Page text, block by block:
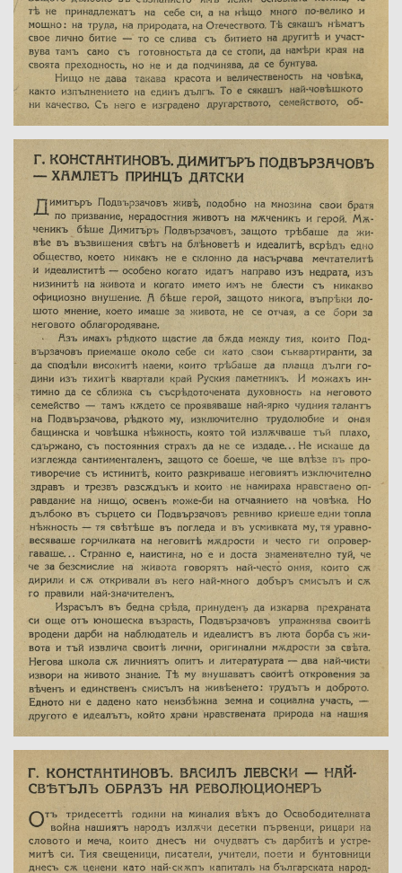
Име на изданието:
Година:
Номер:
Град на издаване:
Страници от-до:
Държател:
Забележка: